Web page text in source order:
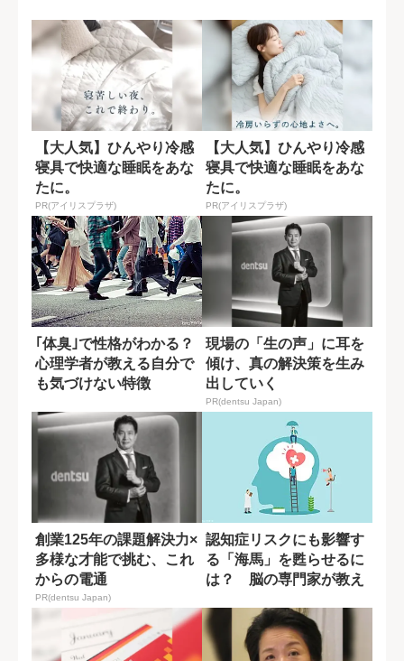
【大人気】ひんやり冷感
寝具で快適な睡眠をあな
たに。
PR(アイリスプラザ)
【大人気】ひんやり冷感
寝具で快適な睡眠をあな
たに。
PR(アイリスプラザ)
｢体臭｣で性格がわかる？
心理学者が教える自分で
も気づけない特徴
現場の「生の声」に耳を
傾け、真の解決策を生み
出していく
PR(dentsu Japan)
創業125年の課題解決力×
多様な才能で挑む、これ
からの電通
PR(dentsu Japan)
認知症リスクにも影響す
る「海馬」を甦らせるに
は？ 脳の専門家が教え